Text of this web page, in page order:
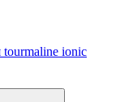
ionic